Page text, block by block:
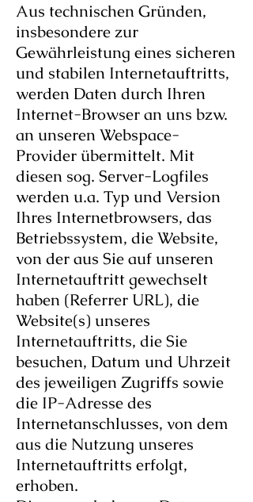
Aus technischen Gründen,
insbesondere zur
Gewährleistung eines sicheren
und stabilen Internetauftritts,
werden Daten durch Ihren
Internet-Browser an uns bzw.
an unseren Webspace-
Provider übermittelt. Mit
diesen sog. Server-Logfiles
werden u.a. Typ und Version
Ihres Internetbrowsers, das
Betriebssystem, die Website,
von der aus Sie auf unseren
Internetauftritt gewechselt
haben (Referrer URL), die
Website(s) unseres
Internetauftritts, die Sie
besuchen, Datum und Uhrzeit
des jeweiligen Zugriffs sowie
die IP-Adresse des
Internetanschlusses, von dem
aus die Nutzung unseres
Internetauftritts erfolgt,
erhoben.